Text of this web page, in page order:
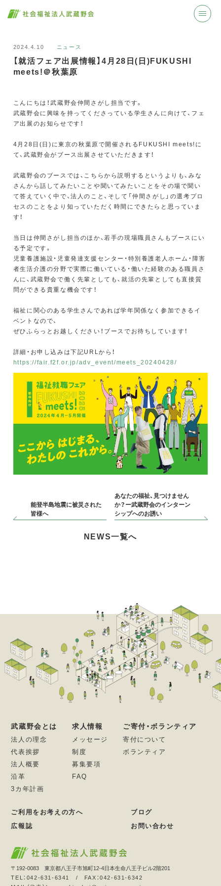
2024.4.10 ニュース
【就活フェア出展情報】4月28日(日)FUKUSHI
meets!＠秋葉原
こんにちは！武蔵野会仲間さがし担当です。
武蔵野会に興味を持ってくださっている学生さんに向けて、フェ
ア出展のお知らせです！
4月28日(日)に東京の秋葉原で開催されるFUKUSHI meets!に
て、武蔵野会がブース出展させていただきます！
武蔵野会のブースでは、こちらから説明するというよりも、みな
さんから話してみたいことや聞いてみたいことをその場で聞い
て答えていく中で、法人のこと、そして「仲間さがし」の選考プロ
セスのことをより知っていただく時間にできたらと思っていま
す！
当日は仲間さがし担当のほか、若手の現場職員さんもブースにい
る予定です。
児童養護施設・児童発達支援センター・特別養護老人ホーム・障害
者生活介護の分野で実際に働いている・働いた経験のある職員さ
んに、武蔵野会で働く先輩としても、就活の先輩としても直接質
問ができる貴重な機会です！
福祉に関心のある学生さんであれば学年関係なく参加できるイ
ベントなので、
ぜひふらっとお越しください！ブースでお待ちしています！
詳細・お申し込みは下記URLから！
https://fair.f2f.or.jp/adv_event/meets_20240428/
能登半島地震に被災された
皆様へ
あなたの福祉、見つけません
か？ー武蔵野会のインターン
シップへのお誘い
NEWS一覧へ
武蔵野会とは
法人の理念
代表挨拶
法人概要
沿革
3カ年計画
求人情報
メッセージ
制度
募集要項
FAQ
ご寄付・ボランティア
寄付について
ボランティア
ご利用をお考えの方へ
ブログ
広報誌
お問い合わせ
〒192-0083 東京都八王子市旭町12-4日本生命八王子ビル2階201
TEL：042-631-6341 / FAX：042-631-6342